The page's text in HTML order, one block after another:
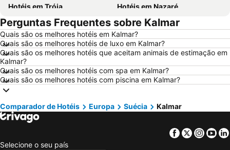
Hotéis em Tróia
Hotéis em Nazaré
Hotéis em Évora
Hotéis em Peniche
Hotéis em Porto Santo
Hotéis em Isla Canela
Hotéis em Sangenjo
Hotéis em Vila Nova de Milfontes
Hotéis em Vilamoura
Hotéis em Vigo
Hotéis em Roma
Hotéis em Centro de Portugal
Hotéis em Maiorca
Hotéis em Andaluzia
Hotéis em Minorca
Hotéis em Ilha do Sal
Hotéis em Galiza
Perguntas Frequentes sobre Kalmar
Quais são os melhores hotéis em Kalmar?
Quais são os melhores hotéis de luxo em Kalmar?
Quais são os melhores hotéis que aceitam animais de estimação em
Kalmar?
Quais são os melhores hotéis com spa em Kalmar?
Quais são os melhores hotéis com piscina em Kalmar?
Comparador de Hotéis Europa Suécia Kalmar
Facebook
Twitter
Selecione o seu país